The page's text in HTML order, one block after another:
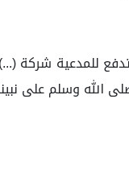
للمدعية شركة